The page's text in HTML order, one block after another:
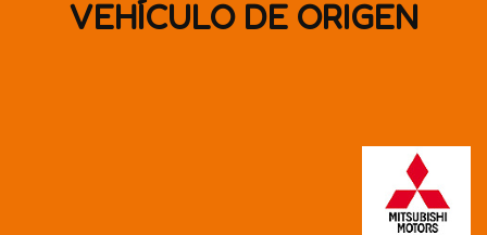
VEHÍCULO DE ORIGEN